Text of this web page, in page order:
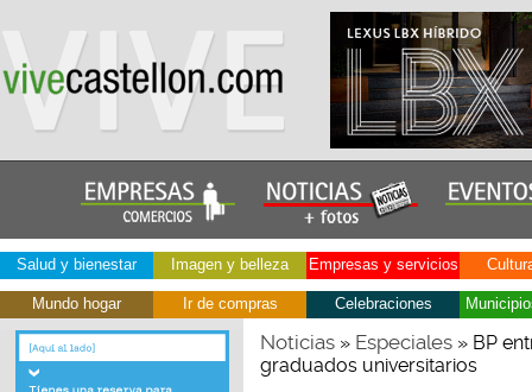
Salud y bienestar Imagen y belleza Empresas y servicios
Mundo hogar Ir de compras Celebraciones
Noticias» Especiales» BP
graduados universitarios